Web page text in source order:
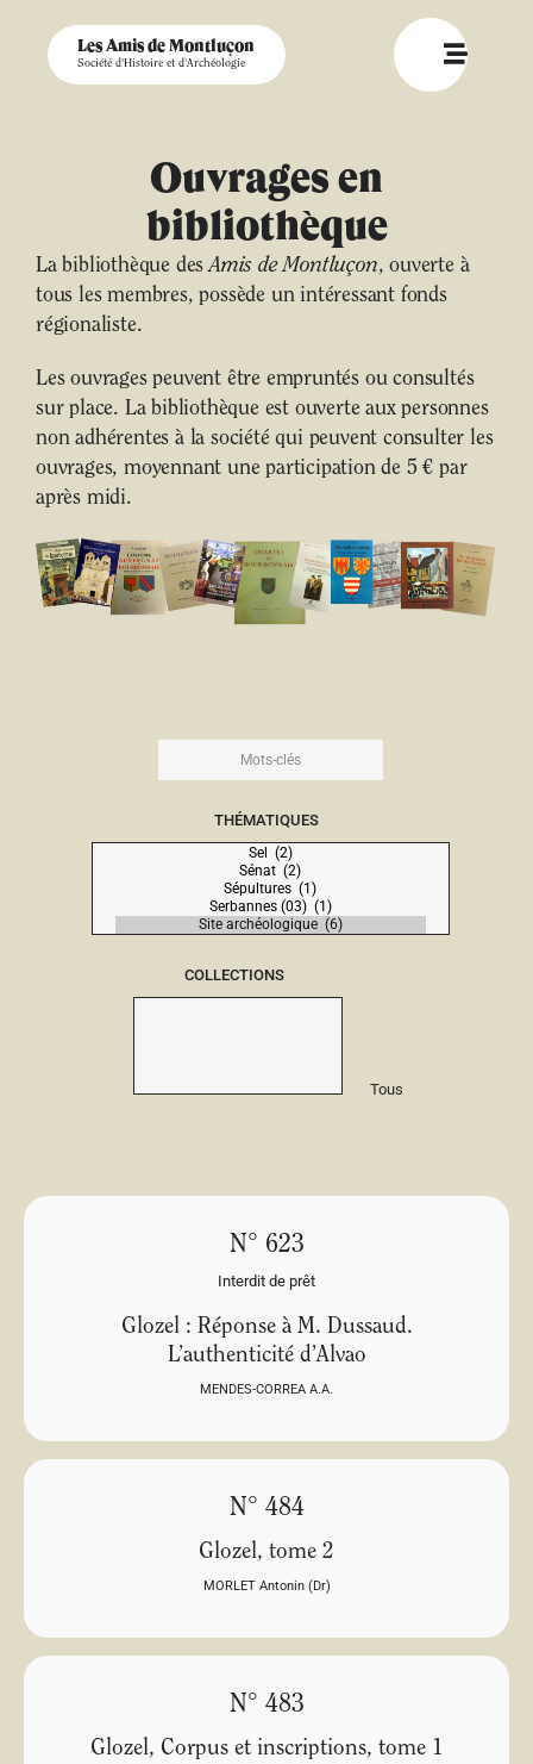
Les Amis de Montluçon
Société d'Histoire et d'Archéologie
Ouvrages en
bibliothèque
La bibliothèque desAmis de Montluçon, ouverte à
tous les membres, possède un intéressant fonds
régionaliste.
Les ouvrages peuvent être empruntés ou consultés
sur place. La bibliothèque est ouverte aux personnes
non adhérentes à la société qui peuvent consulter les
ouvrages, moyennant une participation de 5 € par
après midi.
THÉMATIQUES
COLLECTIONS
Tous
N° 623
Interdit de prêt
Glozel : Réponse à M. Dussaud.
L’authenticité d’Alvao
MENDES-CORREA A.A.
N° 484
Glozel, tome 2
MORLET Antonin (Dr)
N° 483
Glozel, Corpus et inscriptions, tome 1